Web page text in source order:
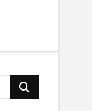
Search